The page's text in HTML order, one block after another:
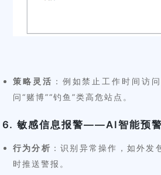
策略灵活 ：例如禁止工作时间访
问“赌博”“钓鱼”类高危站点。
6. 敏感信息报警——AI智能预警
行为分析 ：识别异常操作，如外发
时推送警报。